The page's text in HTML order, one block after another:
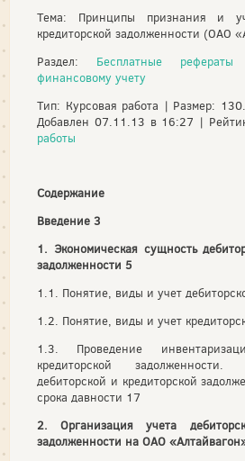
Тема: Принципы признания и
кредиторской задолженности (ОАО
Раздел: Бесплатные рефераты
финансовому учету
Тип: Курсовая работа | Размер:
Добавлен 07.11.13 в 16:27 |
работы
Содержание
Введение 3
1. Экономическая сущность
задолженности 5
1.1. Понятие, виды и учет
1.2. Понятие, виды и учет
1.3. Проведение
кредиторской
дебиторской и кредиторской
срока давности 17
2. Организация учета
задолженности на ОАО